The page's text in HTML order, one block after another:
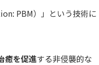
PBM）」という技術に
癒を促進する非侵襲的な